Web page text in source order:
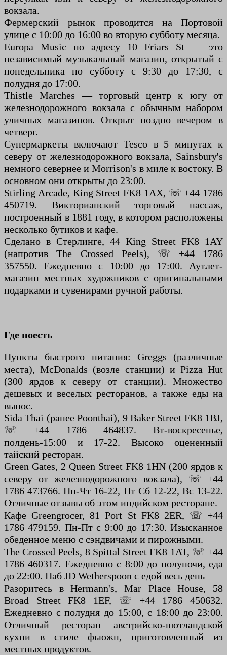
вокзала.
Фермерский рынок проводится на Портовой
улице с 10:00 до 16:00 во вторую субботу месяца.
Europa Music по адресу 10 Friars St — это
независимый музыкальный магазин, открытый с
понедельника по субботу с 9:30 до 17:30, с
полудня до 17:00.
Thistle Marches — торговый центр к югу от
железнодорожного вокзала с обычным набором
уличных магазинов. Открыт поздно вечером в
четверг.
Супермаркеты включают Tesco в 5 минутах к
северу от железнодорожного вокзала, Sainsbury's
немного севернее и Morrison's в миле к востоку. В
основном они открыты до 23:00.
Stirling Arcade, King Street FK8 1AX, ☏ +44 1786
450719. Викторианский торговый пассаж,
построенный в 1881 году, в котором расположены
несколько бутиков и кафе.
Сделано в Стерлинге, 44 King Street FK8 1AY
(напротив The Crossed Peels), ☏ +44 1786
357550. Ежедневно с 10:00 до 17:00. Аутлет-
магазин местных художников с оригинальными
подарками и сувенирами ручной работы.
Где поесть
Пункты быстрого питания: Greggs (различные
места), McDonalds (возле станции) и Pizza Hut
(300 ярдов к северу от станции). Множество
дешевых и веселых ресторанов, а также еды на
вынос.
Sida Thai (ранее Poonthai), 9 Baker Street FK8 1BJ,
☏ +44 1786 464837. Вт-воскресенье,
полдень-15:00 и 17-22. Высоко оцененный
тайский ресторан.
Green Gates, 2 Queen Street FK8 1HN (200 ярдов к
северу от железнодорожного вокзала), ☏ +44
1786 473766. Пн-Чт 16-22, Пт Сб 12-22, Вс 13-22.
Отличные отзывы об этом индийском ресторане.
Кафе Greengrocer, 81 Port St FK8 2ER, ☏ +44
1786 479159. Пн-Пт с 9:00 до 17:30. Изысканное
обеденное меню с сэндвичами и пирожными.
The Crossed Peels, 8 Spittal Street FK8 1AT, ☏ +44
1786 460317. Ежедневно с 8:00 до полуночи, еда
до 22:00. Паб JD Wetherspoon с едой весь день
Разоритесь в Hermann's, Mar Place House, 58
Broad Street FK8 1EF, ☏ +44 1786 450632.
Ежедневно с полудня до 15:00, с 18:00 до 23:00.
Отличный ресторан австрийско-шотландской
кухни в стиле фьюжн, приготовленный из
местных продуктов.